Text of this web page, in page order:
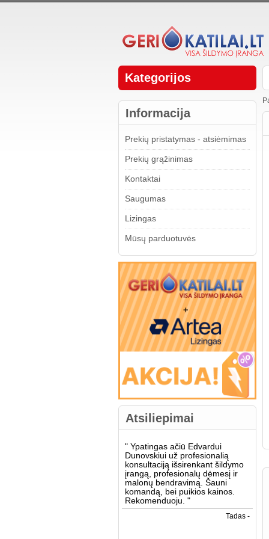
Kategorijos
Informacija
Prekių pristatymas - atsiėmimas
Prekių grąžinimas
Kontaktai
Saugumas
Lizingas
Mūsų parduotuvės
Atsiliepimai
" Ypatingas ačiū Edvardui
Dunovskiui už profesionalią
konsultaciją išsirenkant šildymo
įrangą, profesionalų dėmesį ir
malonų bendravimą. Šauni
komandą, bei puikios kainos.
Rekomenduoju. "
Tadas -